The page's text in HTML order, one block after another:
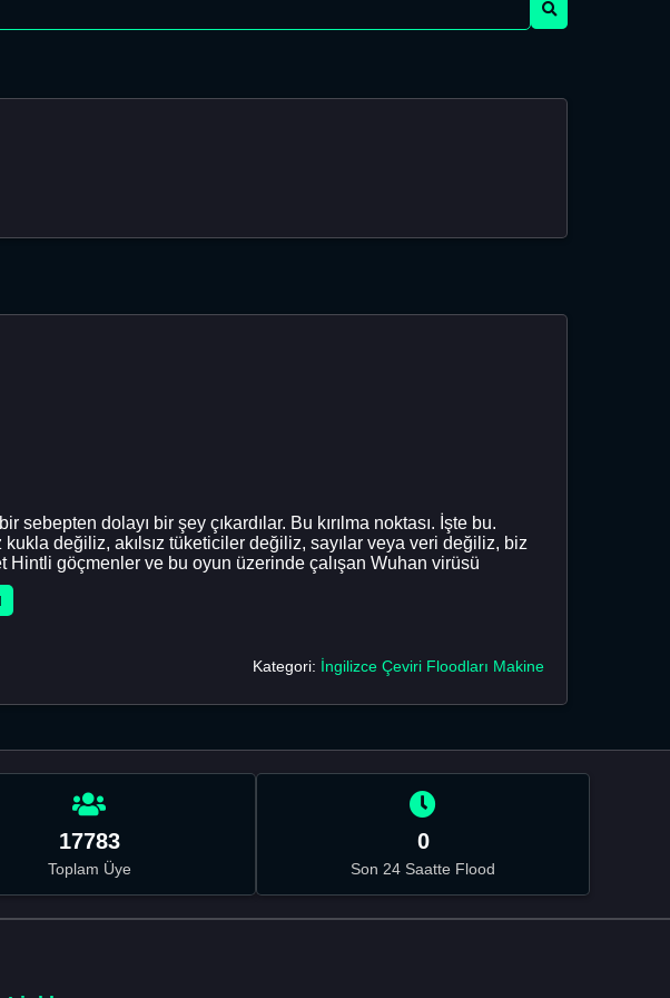
dolayı bir şey çıkardılar. Bu kırılma noktası. İşte bu.
değiliz, akılsız tüketiciler değiliz, sayılar veya veri değiliz, biz
Hintli göçmenler ve bu oyun üzerinde çalışan Wuhan virüsü
Kategori: İngilizce Çeviri Floodları Makine
17783
Toplam Üye
0
Son 24 Saatte Flood